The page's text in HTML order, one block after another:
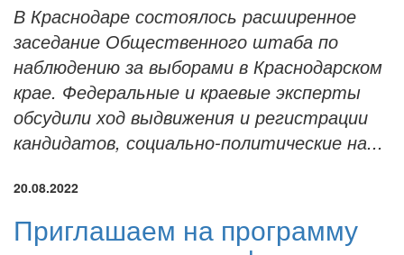
В Краснодаре состоялось расширенное
заседание Общественного штаба по
наблюдению за выборами в Краснодарском
крае. Федеральные и краевые эксперты
обсудили ход выдвижения и регистрации
кандидатов, социально-политические на...
20.08.2022
Приглашаем на программу